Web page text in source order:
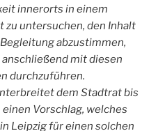
innerorts in einem
untersuchen, den Inhalt
abzustimmen,
mit diesen
durchzuführen.
dem Stadtrat bis
einen Vorschlag, welches
Leipzig für einen solchen